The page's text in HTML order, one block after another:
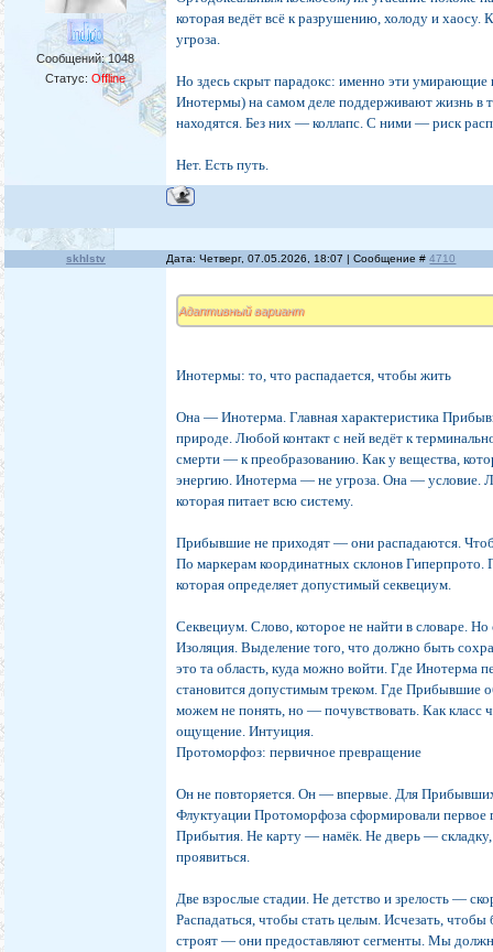
Сообщений:1048
Статус:Offline
которая ведёт всё к разрушению, холоду и хаосу.
угроза.
Но здесь скрыт парадокс: именно эти умирающие
Инотермы) на самом деле поддерживают жизнь в
находятся. Без них — коллапс. С ними — риск
Нет. Есть путь.
skhlstv Дата: Четверг, 07.05.2026, 18:07 | Сообщение #4710
Адаптивный вариант
Инотермы: то, что распадается, чтобы жить
Она — Инотерма. Главная характеристика
природе. Любой контакт с ней ведёт к
смерти — к преобразованию. Как у вещества,
энергию. Инотерма — не угроза. Она — условие.
которая питает всю систему.
Прибывшие не приходят — они распадаются.
По маркерам координатных склонов Гиперпрото.
которая определяет допустимый секвециум.
Секвециум. Слово, которое не найти в словаре. Но
Изоляция. Выделение того, что должно быть
это та область, куда можно войти. Где Инотерма
становится допустимым треком. Где Прибывшие
можем не понять, но — почувствовать. Как класс
ощущение. Интуиция.
Протоморфоз: первичное превращение
Он не повторяется. Он — впервые. Для
Флуктуации Протоморфоза сформировали первое
Прибытия. Не карту — намёк. Не дверь —
проявиться.
Две взрослые стадии. Не детство и зрелость —
Распадаться, чтобы стать целым. Исчезать,
строят — они предоставляют сегменты. Мы